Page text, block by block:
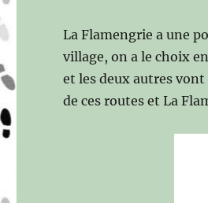
La Flamengrie a une
village, on a le choix
et les deux autres
de ces routes et La